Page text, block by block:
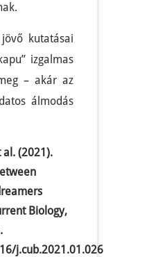
kutatásai
izgalmas
– akár az
álmodás
al. (2021).
Biology,
j.cub.2021.01.026